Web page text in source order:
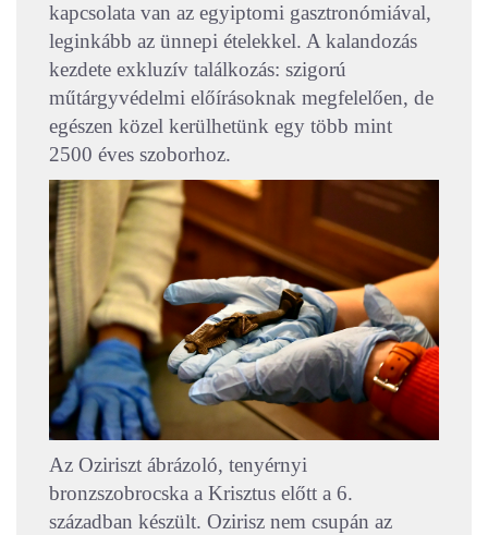
kapcsolata van az egyiptomi gasztronómiával,
leginkább az ünnepi ételekkel. A kalandozás
kezdete exkluzív találkozás: szigorú
műtárgyvédelmi előírásoknak megfelelően, de
egészen közel kerülhetünk egy több mint
2500 éves szoborhoz.
Az Oziriszt ábrázoló, tenyérnyi
bronzszobrocska a Krisztus előtt a 6.
században készült. Ozirisz nem csupán az